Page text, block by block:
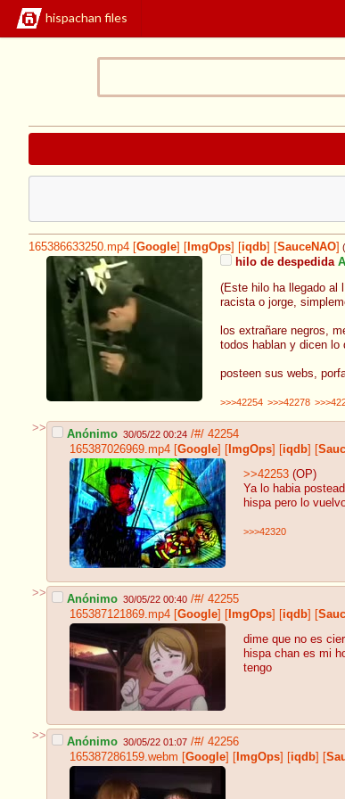
hispachan files
165386633250.mp4 Google ImgOps iqdb SauceNAO
hilo de despedida
(Este hilo ha llegado al
racista o jorge,
los extrañare negros,
todos hablan y dicen lo
posteen sus webs,
>>>42254 >>>42278
>> Anónimo 30/05/22 00:24 /#/ 42254
165387026969.mp4 [Google] [ ImgOps] [iqdb] [
>>42253 (OP)
Ya lo habia
hispa pero lo
>>>42320
>> Anónimo 30/05/22 00:40 /#/ 42255
165387121869.mp4 [Google] [ ImgOps] [iqdb] [
dime que no es
hispa chan es mi
tengo
>> Anónimo 30/05/22 01:07 /#/ 42256
165387286159.webm [Google] [ ImgOps] [iqdb] [